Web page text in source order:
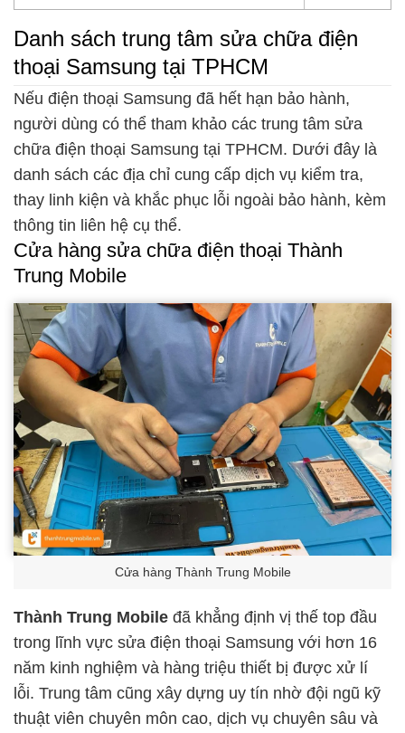
Danh sách trung tâm sửa chữa điện
thoại Samsung tại TPHCM
Nếu điện thoại Samsung đã hết hạn bảo hành,
người dùng có thể tham khảo các trung tâm sửa
chữa điện thoại Samsung tại TPHCM. Dưới đây là
danh sách các địa chỉ cung cấp dịch vụ kiểm tra,
thay linh kiện và khắc phục lỗi ngoài bảo hành, kèm
thông tin liên hệ cụ thể.
Cửa hàng sửa chữa điện thoại Thành
Trung Mobile
Cửa hàng Thành Trung Mobile
Thành Trung Mobile đã khẳng định vị thế top đầu
trong lĩnh vực sửa điện thoại Samsung với hơn 16
năm kinh nghiệm và hàng triệu thiết bị được xử lí
lỗi. Trung tâm cũng xây dựng uy tín nhờ đội ngũ kỹ
thuật viên chuyên môn cao, dịch vụ chuyên sâu và